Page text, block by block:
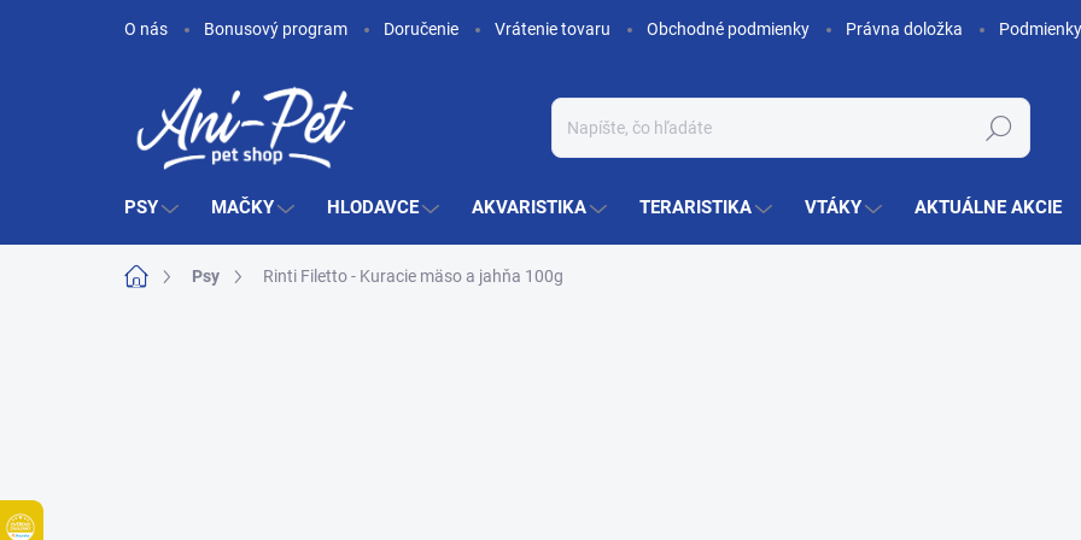
O nás Bonusový program Doručenie Vrátenie tovaru Obchodné podmienky Právna doložka
Hľadať
PSY MAČKY HLODAVCE AKVARISTIKA TERARISTIKA VTÁKY AKTUÁLNE AKCIE
DomovPsy Rinti Filetto - Kuracie mäso a jahňa 100g